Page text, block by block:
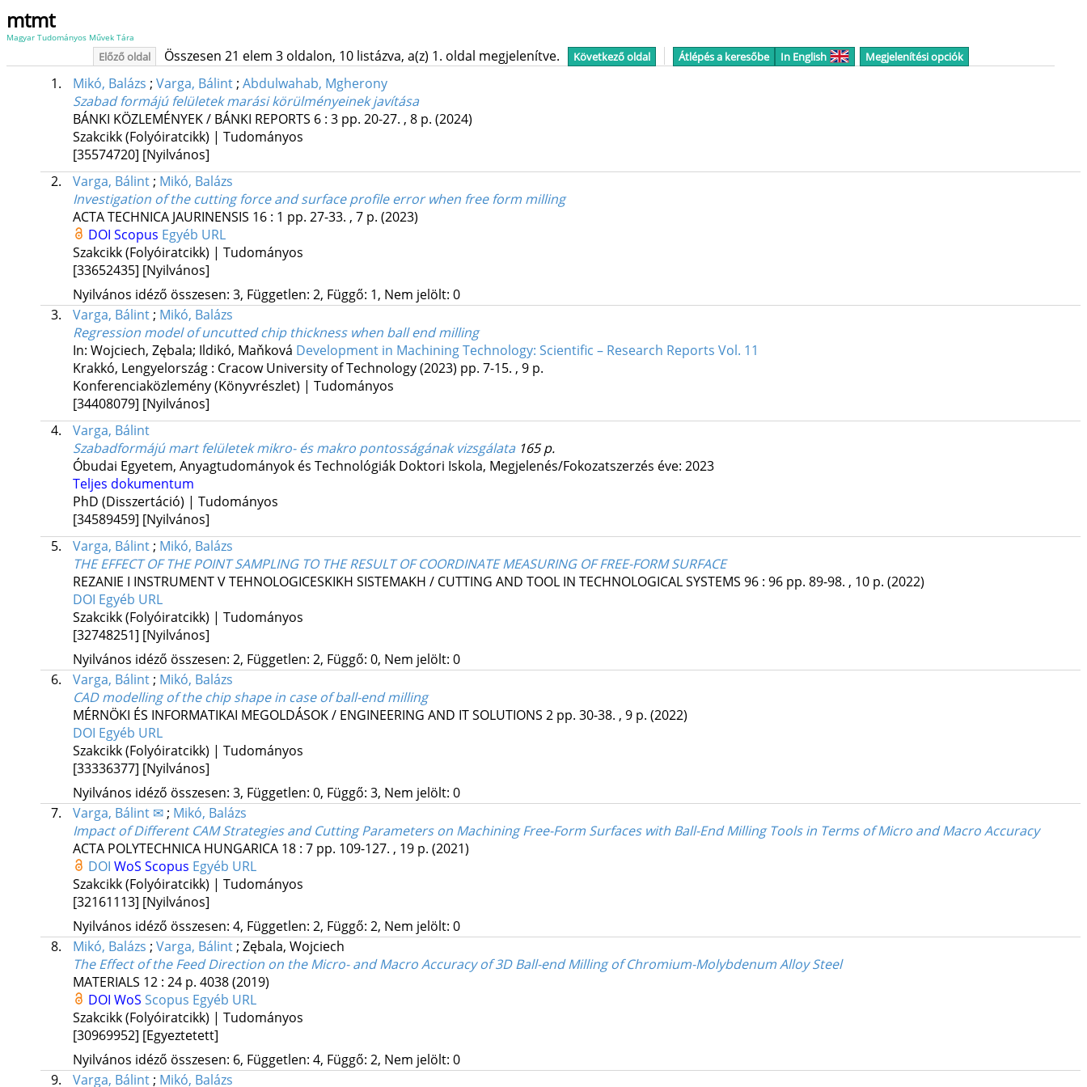
mtmt
Magyar Tudományos Művek Tára
Előző oldal Összesen 21 elem 3 oldalon, 10 listázva, a(z) 1. oldal megjelenítve. Következő oldal Átlépés a keresőbe In English Megjelenítési opciók
1. Mikó, Balázs ; Varga, Bálint; Abdulwahab, Mgherony
Szabad formájú felületek marási körülményeinek javítása
BÁNKI KÖZLEMÉNYEK / BÁNKI REPORTS 6: 3 pp. 20-27. , 8 p. (2024)
Szakcikk (Folyóiratcikk) | Tudományos
[35574720] [Nyilvános]
2.
Varga, Bálint; Mikó, Balázs
Investigation of the cutting force and surface profile error when free form milling
ACTA TECHNICA JAURINENSIS 16: 1 pp. 27-33. , 7 p. (2023)
DOI Scopus Egyéb URL
Szakcikk (Folyóiratcikk) | Tudományos
[33652435] [Nyilvános]
Nyilvános idéző összesen: 3, Független: 2, Függő: 1, Nem jelölt: 0
3.
Varga, Bálint; Mikó, Balázs
Regression model of uncutted chip thickness when ball end milling
In: Wojciech, Zębala; Ildikó, Maňková Development in Machining Technology: Scientific – Research Reports Vol. 11
Krakkó, Lengyelország : Cracow University of Technology(2023) pp. 7-15. , 9 p.
Konferenciaközlemény (Könyvrészlet) | Tudományos
[34408079] [Nyilvános]
4.
Varga, Bálint
Szabadformájú mart felületek mikro- és makro pontosságának vizsgálata165 p.
Óbudai Egyetem, Anyagtudományok és Technológiák Doktori Iskola, Megjelenés/Fokozatszerzés éve: 2023
Teljes dokumentum
PhD (Disszertáció) | Tudományos
[34589459] [Nyilvános]
5.
Varga, Bálint; Mikó, Balázs
THE EFFECT OF THE POINT SAMPLING TO THE RESULT OF COORDINATE MEASURING OF FREE-FORM SURFACE
REZANIE I INSTRUMENT V TEHNOLOGICESKIKH SISTEMAKH / CUTTING AND TOOL IN TECHNOLOGICAL SYSTEMS 96: 96 pp. 89-98. , 10 p. (2022)
DOI Egyéb URL
Szakcikk (Folyóiratcikk) | Tudományos
[32748251] [Nyilvános]
Nyilvános idéző összesen: 2, Független: 2, Függő: 0, Nem jelölt: 0
6.
Varga, Bálint; Mikó, Balázs
CAD modelling of the chip shape in case of ball-end milling
MÉRNÖKI ÉS INFORMATIKAI MEGOLDÁSOK / ENGINEERING AND IT SOLUTIONS 2 pp. 30-38. , 9 p. (2022)
DOI Egyéb URL
Szakcikk (Folyóiratcikk) | Tudományos
[33336377] [Nyilvános]
Nyilvános idéző összesen: 3, Független: 0, Függő: 3, Nem jelölt: 0
7.
Varga, Bálint ✉; Mikó, Balázs
Impact of Different CAM Strategies and Cutting Parameters on Machining Free-Form Surfaces with Ball-End Milling Tools in Terms of Micro and Macro Accuracy
ACTA POLYTECHNICA HUNGARICA 18: 7 pp. 109-127. , 19 p. (2021)
DOI WoS Scopus Egyéb URL
Szakcikk (Folyóiratcikk) | Tudományos
[32161113] [Nyilvános]
Nyilvános idéző összesen: 4, Független: 2, Függő: 2, Nem jelölt: 0
8.
Mikó, Balázs ; Varga, Bálint; Zębala, Wojciech
The Effect of the Feed Direction on the Micro- and Macro Accuracy of 3D Ball-end Milling of Chromium-Molybdenum Alloy Steel
MATERIALS 12: 24 p. 4038(2019)
DOI WoS Scopus Egyéb URL
Szakcikk (Folyóiratcikk) | Tudományos
[30969952] [Egyeztetett]
Nyilvános idéző összesen: 6, Független: 4, Függő: 2, Nem jelölt: 0
9.
Varga, Bálint; Mikó, Balázs